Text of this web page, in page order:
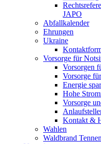
JAPO
Abfallkalender
Ehrungen
Ukraine
Vorsorge für
Vorsorgen
Vorsorge
Energie
Hohe
Vorsorge
Kontakt &
Wahlen
Waldbrand